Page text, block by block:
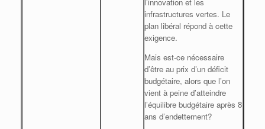
infrastructures vertes. Le
plan libéral répond à cette
exigence.
Mais est-ce nécessaire
d’être au prix d’un déficit
budgétaire, alors que l’on
vient à peine d’atteindre
l’équilibre budgétaire après 8
ans d’endettement?